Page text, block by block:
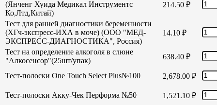
(Янченг Хуида Медикал Инструментс
Ко,Лтд,Китай)
214.50 ₽
Тест для ранней диагностики беременности
(ХГч-экспресс-ИХА в моче) (ООО "МЕД-
ЭКСПРЕСС-ДИАГНОСТИКА", Россия)
14.10 ₽
Тест на определение алкоголя в слюне
"Алкосенсор"(25шт/упак)
638.40 ₽
Тест-полоски One Touch Select Plus№100 2,678.00 ₽
Тест-полоски Акку-Чек Перформа №50 1,521.10 ₽